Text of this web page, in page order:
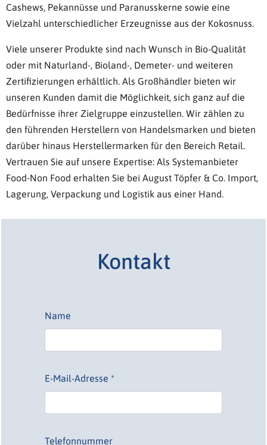
Cashews, Pekannüsse und Paranusskerne sowie eine
Vielzahl unterschiedlicher Erzeugnisse aus der Kokosnuss.
Viele unserer Produkte sind nach Wunsch in Bio-Qualität
oder mit Naturland-, Bioland-, Demeter- und weiteren
Zertifizierungen erhältlich. Als Großhändler bieten wir
unseren Kunden damit die Möglichkeit, sich ganz auf die
Bedürfnisse ihrer Zielgruppe einzustellen. Wir zählen zu
den führenden Herstellern von Handelsmarken und bieten
darüber hinaus Herstellermarken für den Bereich Retail.
Vertrauen Sie auf unsere Expertise: Als Systemanbieter
Food-Non Food erhalten Sie bei August Töpfer & Co. Import,
Lagerung, Verpackung und Logistik aus einer Hand.
Kontakt
Name
E-Mail-Adresse *
Telefonnummer